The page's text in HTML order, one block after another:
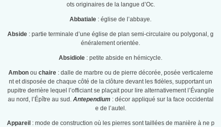
ots originaires de la langue d’Oc.
Abbatiale : église de l’abbaye.
Abside : partie terminale d’une église de plan semi-circulaire ou polygonal, g
énéralement orientée.
Absidiole : petite abside en hémicycle.
Ambon ou chaire : dalle de marbre ou de pierre décorée, posée verticaleme
nt et disposée de chaque côté de la clôture devant les fidèles, supportant un
pupitre derrière lequel l’officiant se plaçait pour lire alternativement l’Évangile
au nord, l’Épître au sud. Antependium : décor appliqué sur la face occidental
e de l’autel.
Appareil : mode de construction où les pierres sont taillées de manière à ne p